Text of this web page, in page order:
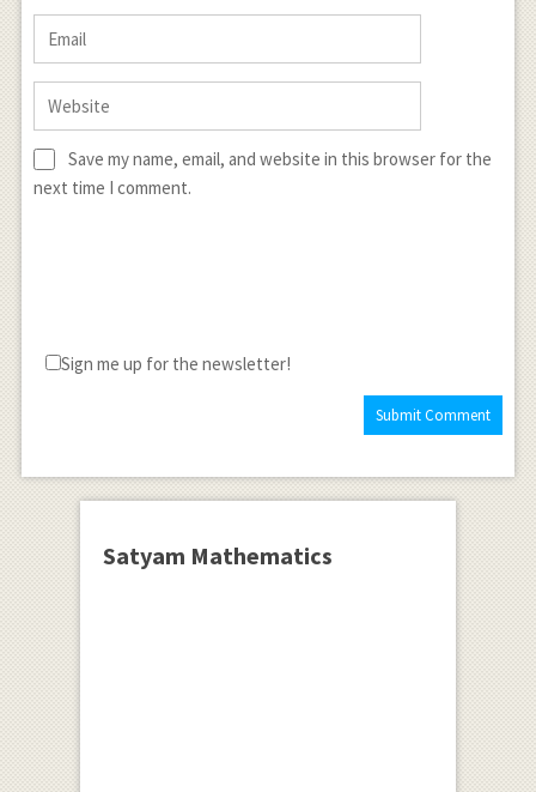
Save my name, email, and website in this browser for the
next time I comment.
Sign me up for the newsletter!
Satyam Mathematics